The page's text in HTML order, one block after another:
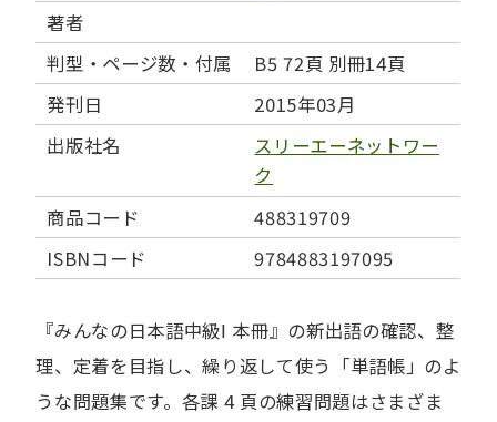
著者
判型・ページ数・付属
B5 72頁 別冊14頁
発刊日
2015年03月
出版社名
スリーエーネットワー
ク
商品コード
488319709
ISBNコード
9784883197095
『みんなの日本語中級Ⅰ 本冊』の新出語の確認、整
理、定着を目指し、繰り返して使う「単語帳」のよ
うな問題集です。各課 4 頁の練習問題はさまざま